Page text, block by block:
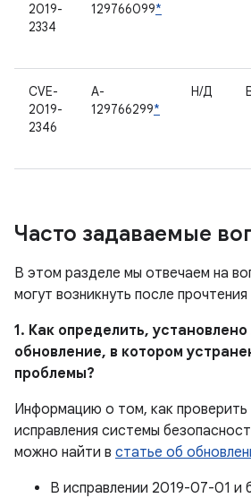
2019-
2334
129766099*
CVE-
2019-
2346
A-
129766299*
Н/Д
Часто задаваемые
В этом разделе мы отвечаем на
могут возникнуть после
1. Как определить,
обновление, в котором
проблемы?
Информацию о том, как проверить
исправления системы
можно найти в статье об
В исправлении 2019-07-01 и